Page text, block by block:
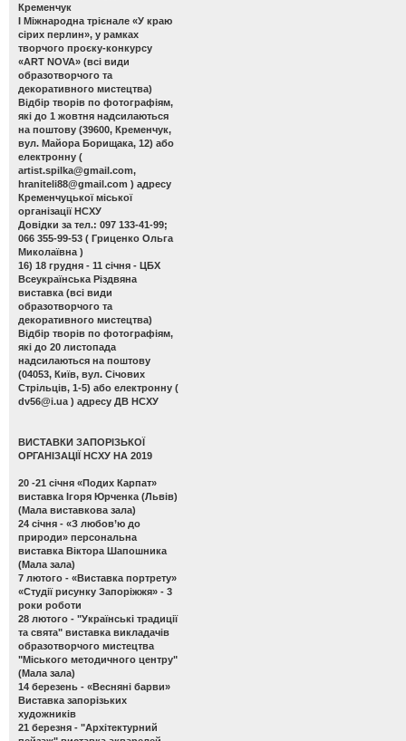
Кременчук
І Міжнародна трієнале «У краю
сірих перлин», у рамках
творчого проєку-конкурсу
«ART NOVA» (всі види
образотворчого та
декоративного мистецтва)
Відбір творів по фотографіям,
які до 1 жовтня надсилаються
на поштову (39600, Кременчук,
вул. Майора Борищака, 12) або
електронну (
artist.spilka@gmail.com,
hraniteli88@gmail.com ) адресу
Кременчуцької міської
організації НСХУ
Довідки за тел.: 097 133-41-99;
066 355-99-53 ( Гриценко Ольга
Миколаївна )
16) 18 грудня - 11 січня - ЦБХ
Всеукраїнська Різдвяна
виставка (всі види
образотворчого та
декоративного мистецтва)
Відбір творів по фотографіям,
які до 20 листопада
надсилаються на поштову
(04053, Київ, вул. Січових
Стрільців, 1-5) або електронну (
dv56@i.ua ) адресу ДВ НСХУ
ВИСТАВКИ ЗАПОРІЗЬКОЇ
ОРГАНІЗАЦІЇ НСХУ НА 2019
20 -21 січня «Подих Карпат»
виставка Ігоря Юрченка (Львів)
(Мала виставкова зала)
24 січня - «З любов’ю до
природи» персональна
виставка Віктора Шапошника
(Мала зала)
7 лютого - «Виставка портрету»
«Студії рисунку Запоріжжя» - 3
роки роботи
28 лютого - "Українські традиції
та свята" виставка викладачів
образотворчого мистецтва
"Міського методичного центру"
(Мала зала)
14 березень - «Весняні барви»
Виставка запорізьких
художників
21 березня - "Архітектурний